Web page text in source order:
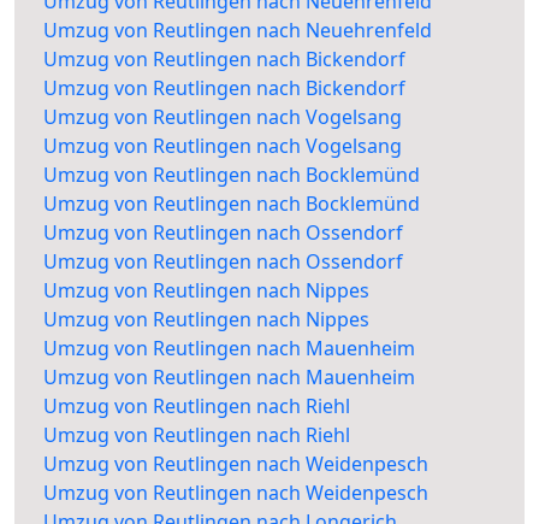
Umzug von Reutlingen nach Neuehrenfeld
Umzug von Reutlingen nach Bickendorf
Umzug von Reutlingen nach Bickendorf
Umzug von Reutlingen nach Vogelsang
Umzug von Reutlingen nach Vogelsang
Umzug von Reutlingen nach Bocklemünd
Umzug von Reutlingen nach Bocklemünd
Umzug von Reutlingen nach Ossendorf
Umzug von Reutlingen nach Ossendorf
Umzug von Reutlingen nach Nippes
Umzug von Reutlingen nach Nippes
Umzug von Reutlingen nach Mauenheim
Umzug von Reutlingen nach Mauenheim
Umzug von Reutlingen nach Riehl
Umzug von Reutlingen nach Riehl
Umzug von Reutlingen nach Weidenpesch
Umzug von Reutlingen nach Weidenpesch